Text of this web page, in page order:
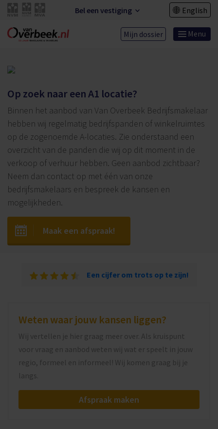
Bel een vestiging English
Mijn dossier Menu
Op zoek naar een A1 locatie?
Binnen het aanbod van Van Overbeek Bedrijfsmakelaar
hebben wij regelmatig bedrijfspanden of winkelruimtes
op de zogenoemde A-locaties. Zie onderstaand een
overzicht van de panden die wij op dit moment in de
verkoop of verhuur hebben. Geen aanbod zichtbaar?
Neem dan contact op met één van onze
bedrijfsmakelaars en bespreek de kansen en
mogelijkheden.
Maak een afspraak!
Een cijfer om trots op te zijn!
Weten waar jouw kansen liggen?
Wij vertellen je hier graag meer over. Als kruispunt
voor vraag en aanbod weten wij wat er speelt in jouw
regio, formeel en informeel! Wij komen graag bij je
langs.
Afspraak maken